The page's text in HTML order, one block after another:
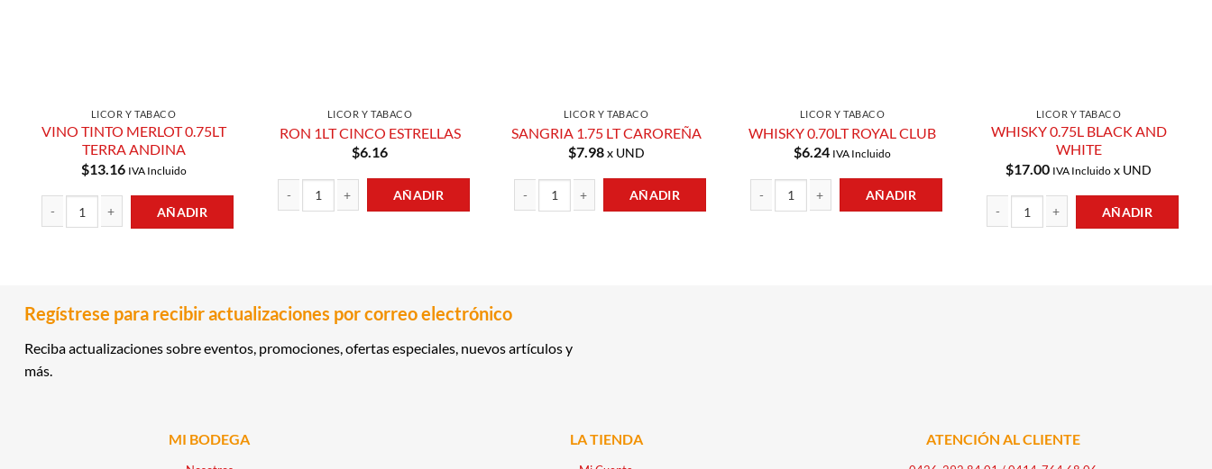
LICOR Y TABACO
VINO TINTO MERLOT 0.75LT
TERRA ANDINA
$13.16 IVA Incluido
AÑADIR
LICOR Y TABACO
RON 1LT CINCO ESTRELLAS
$6.16
AÑADIR
LICOR Y TABACO
SANGRIA 1.75 LT CAROREÑA
$7.98x UND
AÑADIR
LICOR Y TABACO
WHISKY 0.70LT ROYAL CLUB
$6.24 IVA Incluido
AÑADIR
LICOR Y TABACO
WHISKY 0.75L BLACK AND
WHITE
$17.00 IVA Incluido x UND
AÑADIR
Regístrese para recibir actualizaciones por correo electrónico
Reciba actualizaciones sobre eventos, promociones, ofertas especiales, nuevos artículos y
más.
MI BODEGA LA TIENDA ATENCIÓN AL CLIENTE